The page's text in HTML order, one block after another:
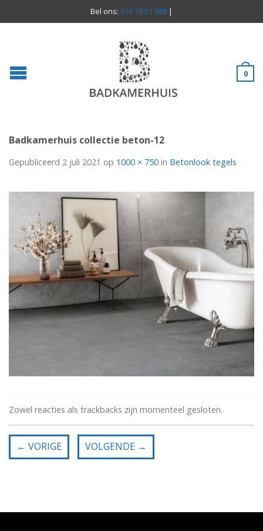
Bel ons: 010 78 51 888 |
0
Badkamerhuis collectie beton-12
Gepubliceerd 2 juli 2021 op 1000 × 750 in Betonlook tegels
Zowel reacties als trackbacks zijn momenteel gesloten.
← VORIGE VOLGENDE →